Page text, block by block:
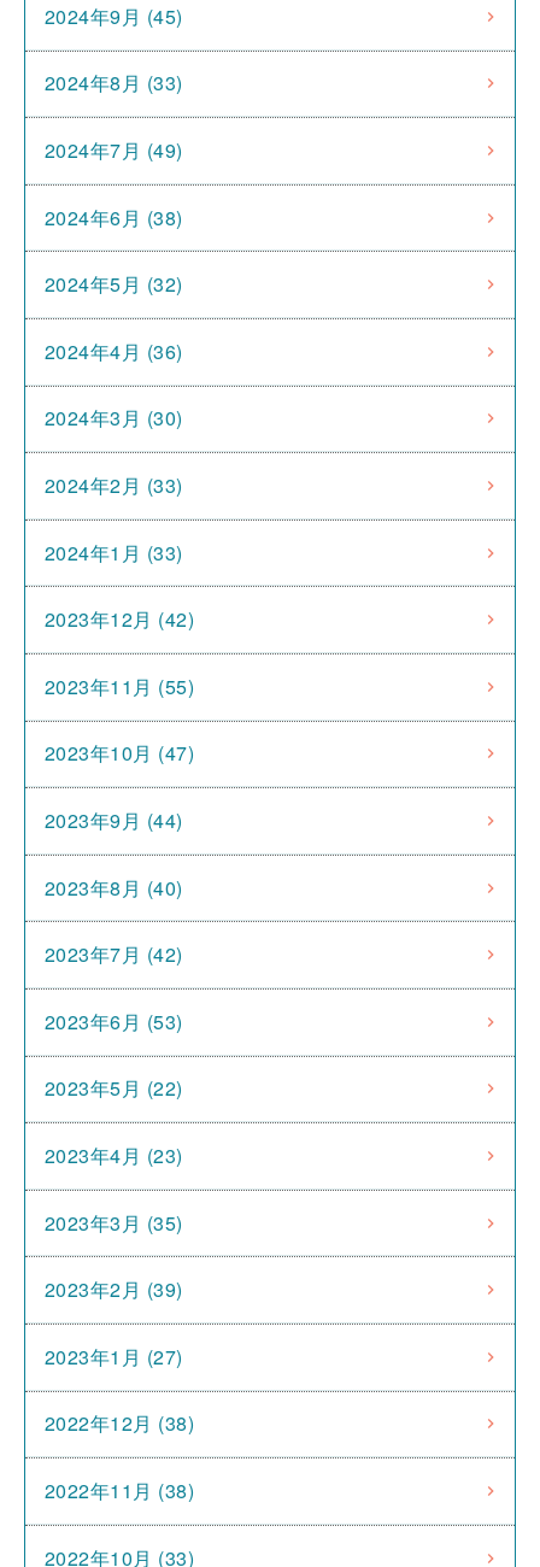
2024年9月 (45)
2024年8月 (33)
2024年7月 (49)
2024年6月 (38)
2024年5月 (32)
2024年4月 (36)
2024年3月 (30)
2024年2月 (33)
2024年1月 (33)
2023年12月 (42)
2023年11月 (55)
2023年10月 (47)
2023年9月 (44)
2023年8月 (40)
2023年7月 (42)
2023年6月 (53)
2023年5月 (22)
2023年4月 (23)
2023年3月 (35)
2023年2月 (39)
2023年1月 (27)
2022年12月 (38)
2022年11月 (38)
2022年10月 (33)